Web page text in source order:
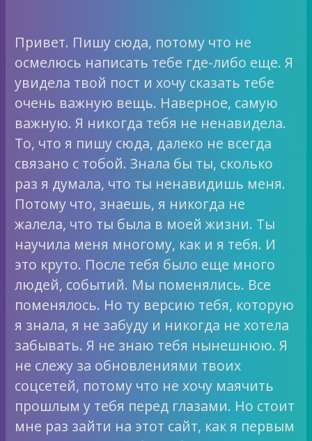
Привет. Пишу сюда, потому что не
осмелюсь написать тебе где-либо еще. Я
увидела твой пост и хочу сказать тебе
очень важную вещь. Наверное, самую
важную. Я никогда тебя не ненавидела.
То, что я пишу сюда, далеко не всегда
связано с тобой. Знала бы ты, сколько
раз я думала, что ты ненавидишь меня.
Потому что, знаешь, я никогда не
жалела, что ты была в моей жизни. Ты
научила меня многому, как и я тебя. И
это круто. После тебя было еще много
людей, событий. Мы поменялись. Все
поменялось. Но ту версию тебя, которую
я знала, я не забуду и никогда не хотела
забывать. Я не знаю тебя нынешнюю. Я
не слежу за обновлениями твоих
соцсетей, потому что не хочу маячить
прошлым у тебя перед глазами. Но стоит
мне раз зайти на этот сайт, как я первым